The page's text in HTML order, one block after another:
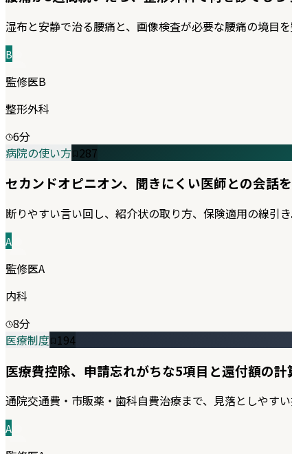
湿布と安静で治る腰痛と、画像検査が必要な腰痛の境目を
B
監修医B
整形外科
6分
病院の使い方 287
セカンドオピニオン、聞きにくい医師との会話
断りやすい言い回し、紹介状の取り方、保険適用の線引
A
監修医A
内科
8分
医療制度 194
医療費控除、申請忘れがちな5項目と還付額の計
通院交通費・市販薬・歯科自費治療まで、見落としやすい
A